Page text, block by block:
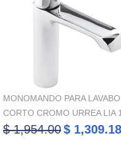
MONOMANDO PARA LAVABO
CORTO CROMO URREA LIA
$ 1,954.00$ 1,309.18